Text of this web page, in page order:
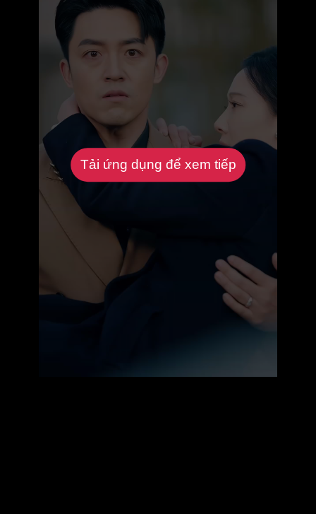
Tải ứng dụng để xem tiếp